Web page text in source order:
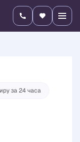
Цена по запросу
за 24 часа